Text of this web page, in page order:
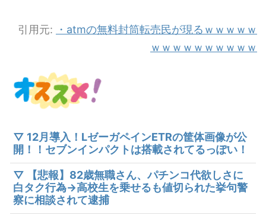
引用元:
・atmの無料封筒転売民が現るｗｗｗｗｗ
ｗｗｗｗｗｗｗｗｗｗ
▽ 12月導入！LゼーガペインETRの筐体画像が公
開！！セブンインパクトは搭載されてるっぽい！
▽ 【悲報】82歳無職さん、パチンコ代欲しさに
白タク行為→高校生を乗せるも値切られた挙句警
察に相談されて逮捕